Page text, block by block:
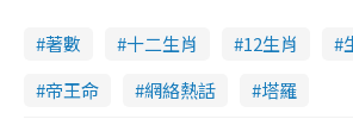
著數 十二生肖 12生肖
帝王命
網絡熱話 塔羅